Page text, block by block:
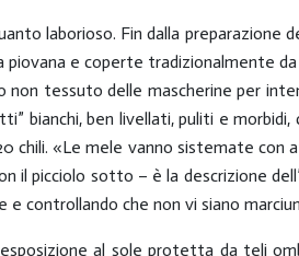
laborioso. Fin dalla preparazione
piovana e coperte tradizionalmente
tessuto delle mascherine per
bianchi, ben livellati, puliti e
chili. «Le mele vanno sistemate
il picciolo sotto – è la descrizione
e controllando che non vi siano
al sole protetta da teli